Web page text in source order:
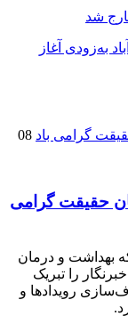
محمودآباد به‌زودی آغاز
08
حقیقت گرامی
بهداشت و درمان
را تبریک
رویدادها و